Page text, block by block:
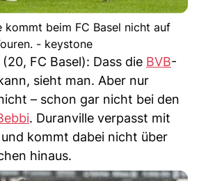
kommt beim FC Basel nicht auf
- keystone
(20, FC Basel): Dass die BVB-
sieht man. Aber nur
– schon gar nicht bei den
. Duranville verpasst mit
und kommt dabei nicht über
hinaus.